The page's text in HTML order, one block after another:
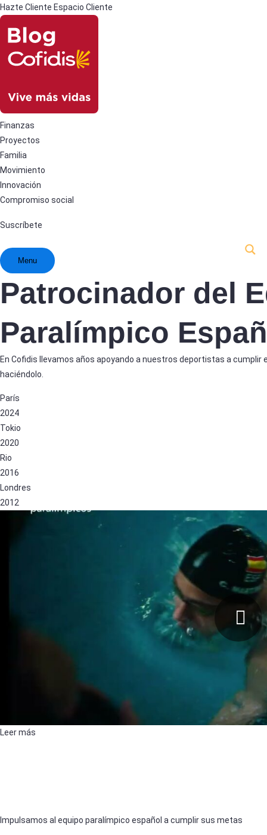
Hazte Cliente Espacio Cliente
Finanzas
Proyectos
Familia
Movimiento
Innovación
Compromiso social
Suscríbete
Menu
Patrocinador del
Paralímpico
En Cofidis llevamos años apoyando a nuestros deportistas a
haciéndolo.
París
2024
Tokio
2020
Rio
2016
Londres
2012
Leer más
Impulsamos al equipo paralímpico español a cumplir sus metas